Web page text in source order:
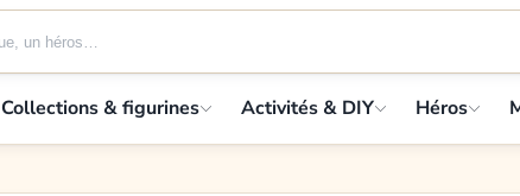
Collections & figurines Activités & DIY Héros